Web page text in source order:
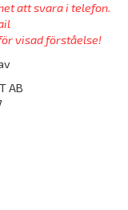
att svara i telefon.
visad förståelse!
AB